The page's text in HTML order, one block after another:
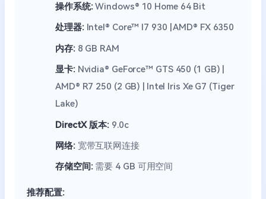
操作系统:Windows® 10 Home 64 Bit
处理器:Intel® Core™ I7 930 | AMD® FX 6350
内存:8 GB RAM
显卡:Nvidia® GeForce™ GTS 450 (1 GB) |
AMD® R7 250 (2 GB) | Intel Iris Xe G7 (Tiger
Lake)
DirectX 版本:9.0c
网络:宽带互联网连接
存储空间:需要 4 GB 可用空间
推荐配置: